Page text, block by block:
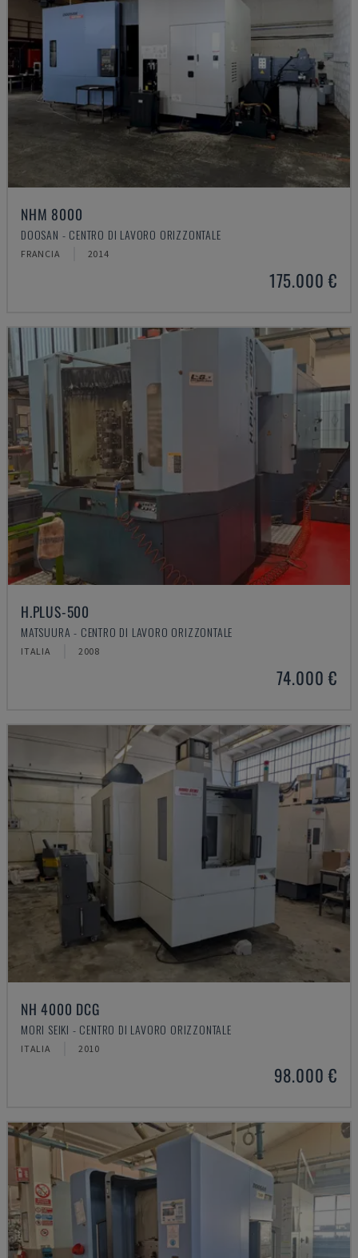
NHM 8000
DOOSAN - CENTRO DI LAVORO ORIZZONTALE
FRANCIA 2014
175.000 €
H.PLUS-500
MATSUURA - CENTRO DI LAVORO ORIZZONTALE
ITALIA 2008
74.000 €
NH 4000 DCG
MORI SEIKI - CENTRO DI LAVORO ORIZZONTALE
ITALIA 2010
98.000 €